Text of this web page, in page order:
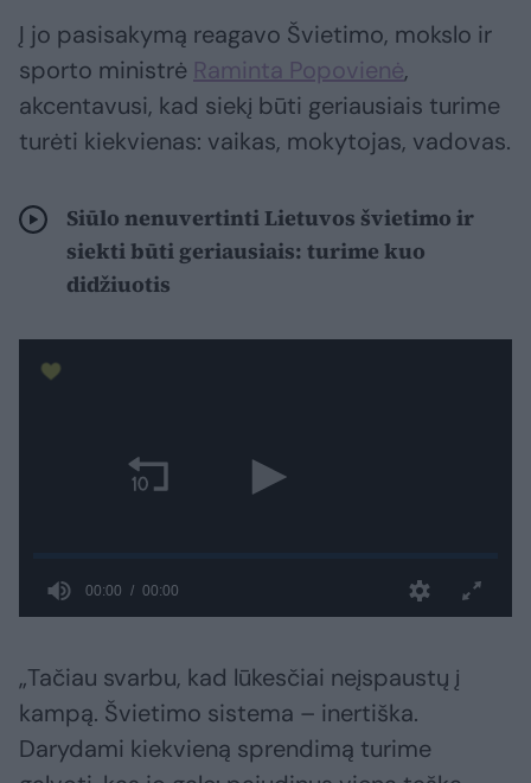
Į jo pasisakymą reagavo Švietimo, mokslo ir
sporto ministrė Raminta Popovienė,
akcentavusi, kad siekį būti geriausiais turime
turėti kiekvienas: vaikas, mokytojas, vadovas.
Siūlo nenuvertinti Lietuvos švietimo ir
siekti būti geriausiais: turime kuo
didžiuotis
„Tačiau svarbu, kad lūkesčiai neįspaustų į
kampą. Švietimo sistema – inertiška.
Darydami kiekvieną sprendimą turime